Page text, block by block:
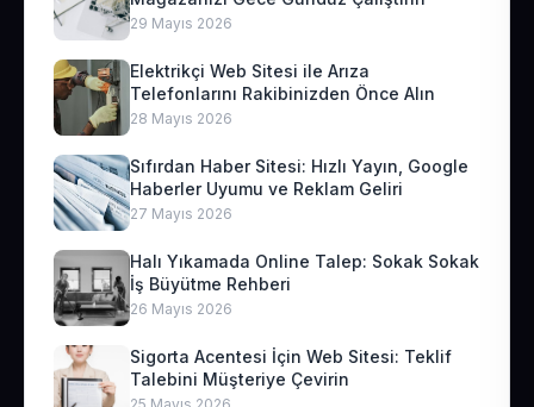
29 Mayıs 2026
Elektrikçi Web Sitesi ile Arıza
Telefonlarını Rakibinizden Önce Alın
28 Mayıs 2026
Sıfırdan Haber Sitesi: Hızlı Yayın, Google
Haberler Uyumu ve Reklam Geliri
27 Mayıs 2026
Halı Yıkamada Online Talep: Sokak Sokak
İş Büyütme Rehberi
26 Mayıs 2026
Sigorta Acentesi İçin Web Sitesi: Teklif
Talebini Müşteriye Çevirin